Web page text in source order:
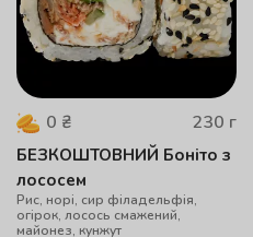
0 ₴ 230 г
БЕЗКОШТОВНИЙ Боніто з
лососем
Рис, норі, сир філадельфія,
огірок, лосось смажений,
майонез, кунжут